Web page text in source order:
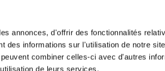
annonces, d'offrir des fonctionnalités
des informations sur l'utilisation de notre
combiner celles-ci avec d'autres
de leurs services.